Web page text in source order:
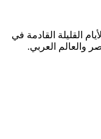
القليلة القادمة في